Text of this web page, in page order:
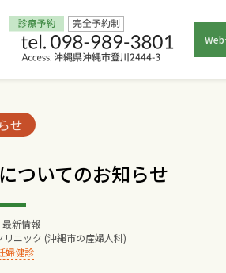
せ
ついてのお知らせ
新情報
リニック (沖縄市の産婦人科)
婦健診
あいさつ
の経営理念